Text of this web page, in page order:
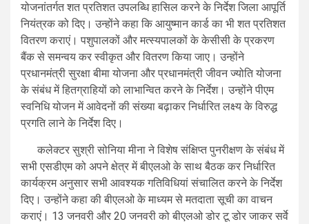
योजनांतर्गत शत प्रतिशत उपलब्धि हासिल करने के निर्देश जिला आपूर्ति
नियंत्रक को दिए। उन्होंने कहा कि आयुष्मान कार्ड का भी शत प्रतिशत
वितरण कराएं। पशुपालकों और मत्स्यपालकों के केसीसी के प्रकरण
बैंक से समन्वय कर स्वीकृत और वितरण किया जाए। उन्होंने
प्रधानमंत्री सुरक्षा बीमा योजना और प्रधानमंत्री जीवन ज्योति योजना
के संबंध में हितग्राहियों को लाभान्वित करने के निर्देश। उन्होंने पीएम
स्वनिधि योजन में आवेदनों की संख्या बढ़ाकर निर्धारित लक्ष्य के विरुद्ध
प्रगति लाने के निर्देश दिए।
कलेक्टर सुश्री सोनिया मीना ने विशेष संक्षिप्त पुनरीक्षण के संबंध में
सभी एसडीएम को अपने क्षेत्र में बीएलओ के साथ बैठक कर निर्धारित
कार्यक्रम अनुसार सभी आवश्यक गतिविधियां संचालित करने के निर्देश
दिए। उन्होंने कहा की बीएलओ के माध्यम से मतदाता सूची का वाचन
कराएं। 13 जनवरी और 20 जनवरी को बीएलओ डोर टू डोर जाकर सर्वे